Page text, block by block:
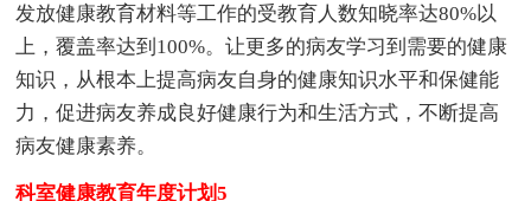
发放健康教育材料等工作的受教育人数知晓率达80%以
上，覆盖率达到100%。让更多的病友学习到需要的健康
知识，从根本上提高病友自身的健康知识水平和保健能
力，促进病友养成良好健康行为和生活方式，不断提高
病友健康素养。
科室健康教育年度计划5